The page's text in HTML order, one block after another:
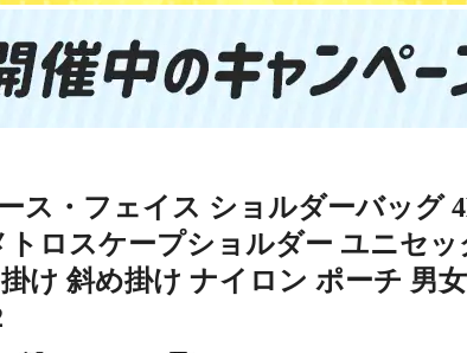
ス・フェイス ショルダーバッグ
トロスケープショルダー ユニセ
け 斜め掛け ナイロン ポーチ 男